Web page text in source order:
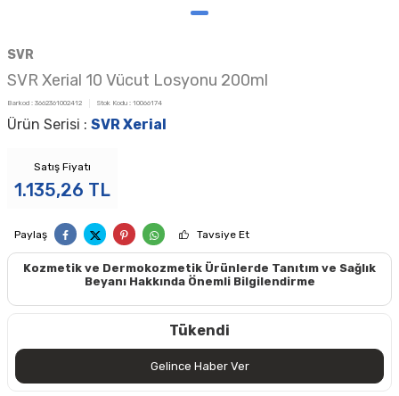
SVR
SVR Xerial 10 Vücut Losyonu 200ml
Barkod : 3662361002412 Stok Kodu : 10066174
Ürün Serisi : SVR Xerial
Satış Fiyatı
1.135,26 TL
Paylaş Tavsiye Et
Kozmetik ve Dermokozmetik Ürünlerde Tanıtım ve Sağlık
Beyanı Hakkında Önemli Bilgilendirme
Tükendi
Gelince Haber Ver